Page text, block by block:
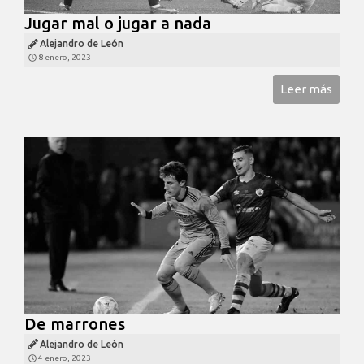
Jugar mal o jugar a nada
Alejandro de León
8 enero, 2023
Leer más
De marrones
Alejandro de León
4 enero, 2023